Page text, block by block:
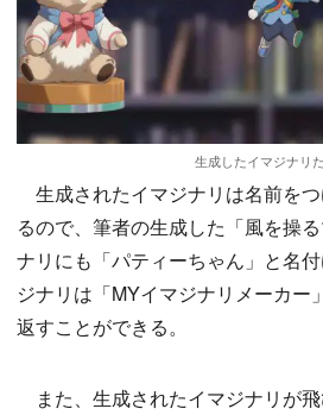
生成したイマジナリ
生成されたイマジナリは名前を
るので、筆者の生成した「風を操
ナリにも「パティーちゃん」と名
ジナリは「MYイマジナリメーカー
返すことができる。
また、生成されたイマジナリが